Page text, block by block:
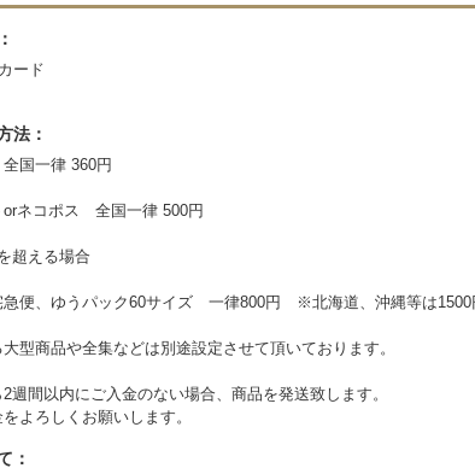
ード
法：
国一律 360円
orネコポス 全国一律 500円
超える場合
急便、ゆうパック60サイズ 一律800円 ※北海道、沖縄等は1500
型商品や全集などは別途設定させて頂いております。
週間以内にご入金のない場合、商品を発送致します。
よろしくお願いします。
：